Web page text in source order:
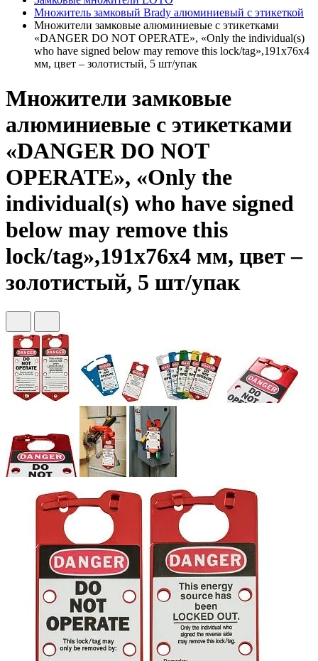
Множитель замковый Brady алюминиевый с этикеткой
Множители замковые алюминиевые с этикетками
«DANGER DO NOT OPERATE», «Only the individual(s)
who have signed below may remove this lock/tag»,191х76х4
мм, цвет – золотистый, 5 шт/упак
Множители замковые
алюминиевые с этикетками
«DANGER DO NOT
OPERATE», «Only the
individual(s) who have signed
below may remove this
lock/tag»,191х76х4 мм, цвет –
золотистый, 5 шт/упак